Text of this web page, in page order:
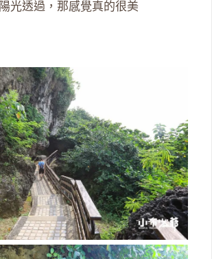
光透過，那感覺真的很美